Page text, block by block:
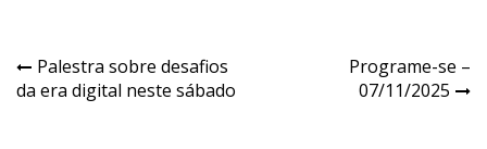
Navegação
de
Palestra sobre desafios
da era digital neste sábado
Programe-se –
07/11/2025